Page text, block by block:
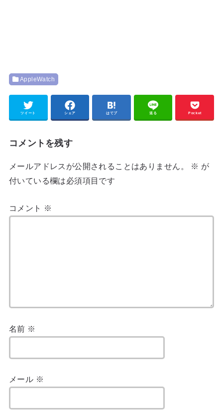
AppleWatch
ツイート シェア はてブ 送る Pocket
コメントを残す
メールアドレスが公開されることはありません。 ※ が
付いている欄は必須項目です
コメント ※
名前 ※
メール ※